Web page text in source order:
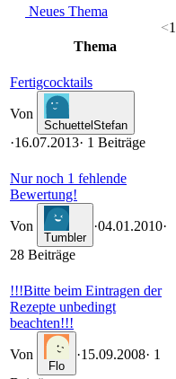
Neues Thema
<1
Thema
Fertigcocktails
Von
SchuettelStefan
·16.07.2013· 1 Beiträge
Nur noch 1 fehlende
Bewertung!
Von
Tumbler
·04.01.2010·
28 Beiträge
!!!Bitte beim Eintragen der
Rezepte unbedingt
beachten!!!
Von
Flo
·15.09.2008· 1